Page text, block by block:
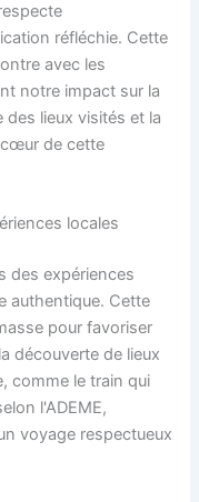
réfléchie. Cette
avec les
notre impact sur la
des lieux visités et la
de cette
locales
des expériences
authentique. Cette
pour favoriser
découverte de lieux
comme le train qui
l'ADEME,
voyage respectueux